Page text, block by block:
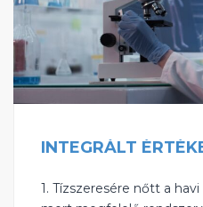
1. Tízszeresére nőtt a